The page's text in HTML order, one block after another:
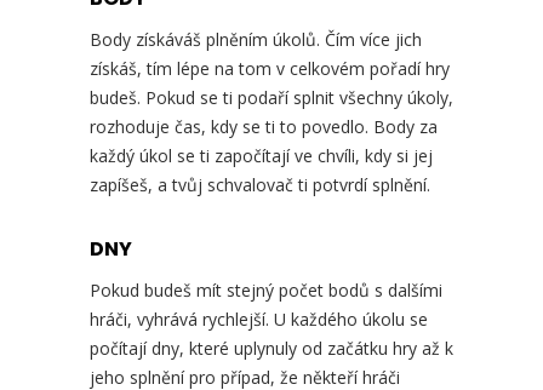
Body získáváš plněním úkolů. Čím více jich
získáš, tím lépe na tom v celkovém pořadí hry
budeš. Pokud se ti podaří splnit všechny úkoly,
rozhoduje čas, kdy se ti to povedlo. Body za
každý úkol se ti započítají ve chvíli, kdy si jej
zapíšeš, a tvůj schvalovač ti potvrdí splnění.
DNY
Pokud budeš mít stejný počet bodů s dalšími
hráči, vyhrává rychlejší. U každého úkolu se
počítají dny, které uplynuly od začátku hry až k
jeho splnění pro případ, že někteří hráči